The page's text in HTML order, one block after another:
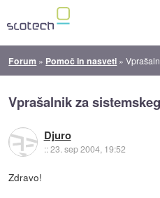
Forum » Pomoč in nasveti »
Vprašalnik za
Djuro
::23. sep 2004, 19:52
Zdravo!